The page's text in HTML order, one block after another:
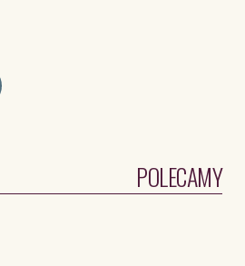
POLECAMY